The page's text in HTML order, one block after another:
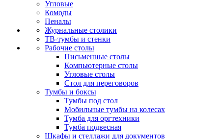
Угловые
Комоды
Пеналы
Журнальные столики
ТВ‑тумбы и стенки
Рабочие столы
Письменные столы
Компьютерные столы
Угловые столы
Стол для переговоров
Тумбы и боксы
Тумбы под стол
Мобильные тумбы на колесах
Тумба для оргтехники
Тумба подвесная
Шкафы и стеллажи для документов